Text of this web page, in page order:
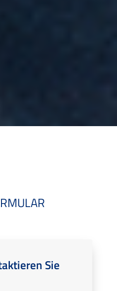
Sie